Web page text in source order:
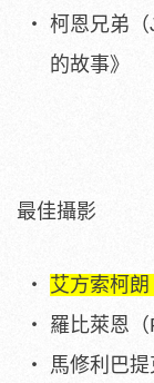
柯恩兄弟
的故事》
最佳攝影
艾方索柯朗
羅比萊恩（
馬修利巴